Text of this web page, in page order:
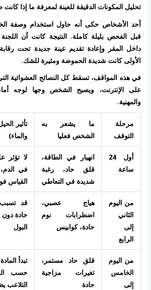
تحليل المكونات الدقيقة للعينة لمعرفة ما إذا كانت
أحد الأشخاص حكى أنه حاول استخدام وصفة
قبل الفحص بليلة كاملة. النتيجة كانت أن
داخل المقر وإعادة تقديم عينة جديدة تحت
الأولى كانت شديدة الحموضة ومثيرة للشك.
في هذه المواقف، تسقط كل النصائح العشوائية التي
على الإنترنت، ويصبح الشخص وجها لوجه أمام
والمهنية.
مرحلة
التوقف
ما يشعر به
الشخص فعليا
تأثير
والماء)
أول 24
ساعة
انهيار في الطاقة،
قلق حاد، رغبة
شديدة في التعاطي
لا تؤثر
في
القياس
من اليوم
الثاني
إلى
الرابع
هياج عصبي،
اضطرابات نوم
حادة، كوابيس
قد تسبب
حادة دون
البول
من اليوم
الخامس
إلى
قلق حاد مستمر،
تغيرات مزاجية
حادة
تبدأ
حسب
التلاعب